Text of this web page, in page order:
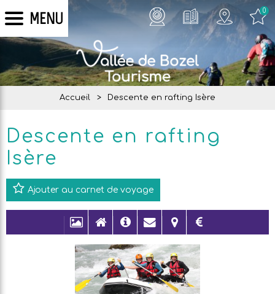
MENU 0
Accueil > Descente en rafting Isère
Descente en rafting
Isère
Ajouter au carnet de voyage